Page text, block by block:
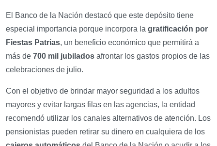
El Banco de la Nación destacó que este depósito tiene
especial importancia porque incorpora la gratificación por
Fiestas Patrias, un beneficio económico que permitirá a
más de 700 mil jubilados afrontar los gastos propios de las
celebraciones de julio.
Con el objetivo de brindar mayor seguridad a los adultos
mayores y evitar largas filas en las agencias, la entidad
recomendó utilizar los canales alternativos de atención. Los
pensionistas pueden retirar su dinero en cualquiera de los